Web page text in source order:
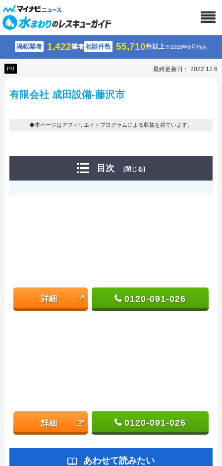
掲載業者 1,422業者相談件数 55,710件以上※2026年8月時点
PR 最終更新日： 2022.12.6
有限会社 成田設備-藤沢市
◆本ページはアフィリエイトプログラムによる収益を得ています。
目次 [閉じる]
詳細 0120-091-026
詳細 0120-091-026
あわせて読みたい